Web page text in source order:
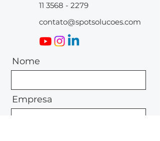
11 3568 - 2279
contato@spotsolucoes.com
Nome
Empresa